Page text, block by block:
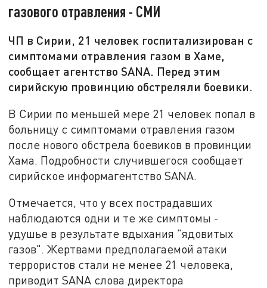
газового отравления - СМИ
ЧП в Сирии, 21 человек госпитализирован с
симптомами отравления газом в Хаме,
сообщает агентство SANA. Перед этим
сирийскую провинцию обстреляли боевики.
В Сирии по меньшей мере 21 человек попал в
больницу с симптомами отравления газом
после нового обстрела боевиков в провинции
Хама. Подробности случившегося сообщает
сирийское информагентство SANA.
Отмечается, что у всех пострадавших
наблюдаются одни и те же симптомы -
удушье в результате вдыхания "ядовитых
газов". Жертвами предполагаемой атаки
террористов стали не менее 21 человека,
приводит SANA слова директора